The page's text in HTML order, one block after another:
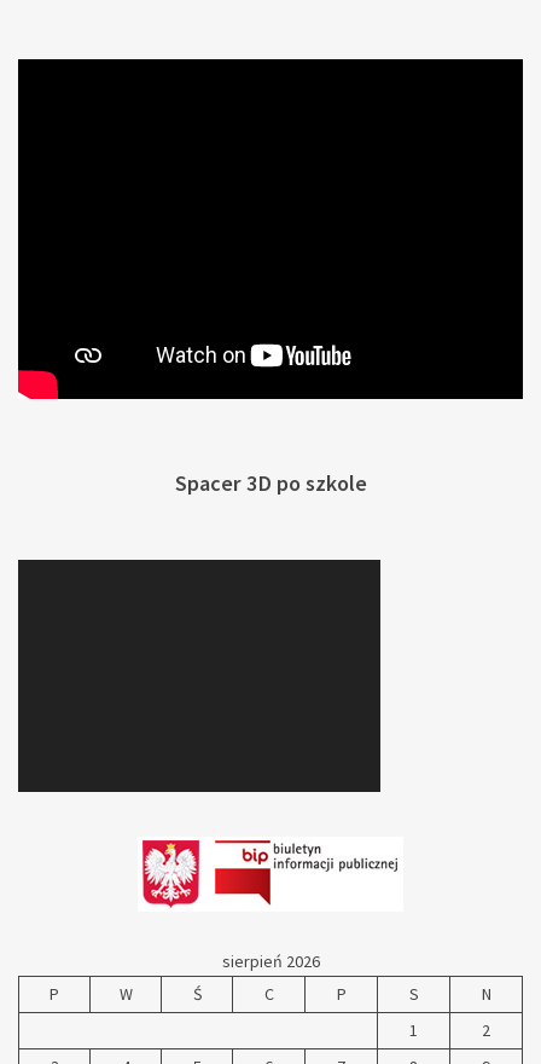
Spacer 3D po szkole
sierpień 2026
P
W Ś C P S
N
1
2